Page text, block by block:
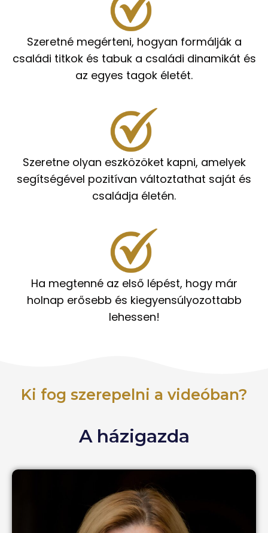
Szeretné megérteni, hogyan formálják a
családi titkok és tabuk a családi dinamikát és
az egyes tagok életét.
Szeretne olyan eszközöket kapni, amelyek
segítségével pozitívan változtathat saját és
családja életén.
Ha megtenné az első lépést, hogy már
holnap erősebb és kiegyensúlyozottabb
lehessen!
Ki fog szerepelni a videóban?
A házigazda